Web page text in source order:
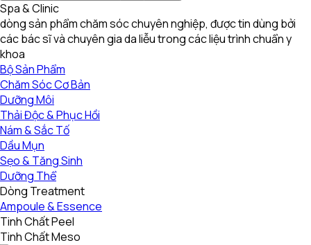
Spa & Clinic
dòng sản phẩm chăm sóc chuyên nghiệp, được tin dùng bởi
các bác sĩ và chuyên gia da liễu trong các liệu trình chuẩn y
khoa
Bộ Sản Phẩm
Chăm Sóc Cơ Bản
Dưỡng Môi
Thải Độc & Phục Hồi
Nám & Sắc Tố
Dầu Mụn
Sẹo & Tăng Sinh
Dưỡng Thể
Dòng Treatment
Ampoule & Essence
Tinh Chất Peel
Tinh Chất Meso